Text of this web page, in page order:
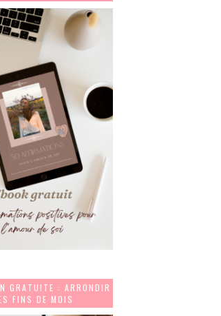
GRATUITE : ARRONDIR
FINS DE MOIS